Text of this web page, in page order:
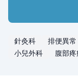
針灸科 排便異常
小兒外科
腹部疼